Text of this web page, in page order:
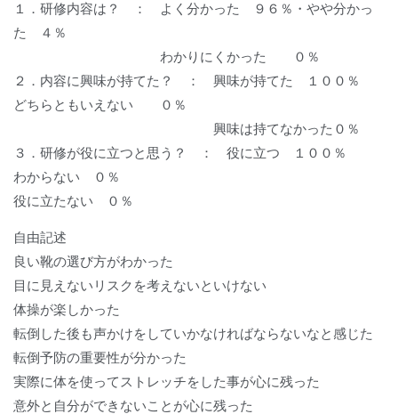
１．研修内容は？ ： よく分かった ９６％・やや分かっ
た ４％
わかりにくかった ０％
２．内容に興味が持てた？ ： 興味が持てた １００％
どちらともいえない ０％
興味は持てなかった０％
３．研修が役に立つと思う？ ： 役に立つ １００％
わからない ０％
役に立たない ０％
自由記述
良い靴の選び方がわかった
目に見えないリスクを考えないといけない
体操が楽しかった
転倒した後も声かけをしていかなければならないなと感じた
転倒予防の重要性が分かった
実際に体を使ってストレッチをした事が心に残った
意外と自分ができないことが心に残った